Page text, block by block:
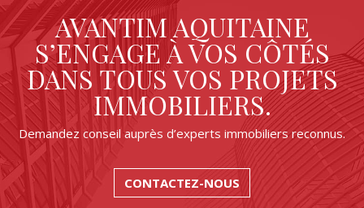
AVANTIM AQUITAINE
S’ENGAGE À VOS CÔTÉS
DANS TOUS VOS PROJETS
IMMOBILIERS.
Demandez conseil auprès d’experts immobiliers reconnus.
CONTACTEZ-NOUS